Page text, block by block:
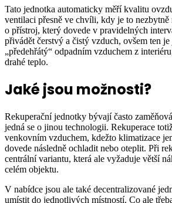
Tato jednotka automaticky měří kvalitu
ventilaci přesně ve chvíli, kdy je to nezbytně
o přístroj, který dovede v pravidelných
přivádět čerstvý a čistý vzduch, ovšem ten
„předehřátý“ odpadním vzduchem z
drahé teplo.
Jaké jsou možnosti?
Rekuperační jednotky bývají často
jedná se o jinou technologii. Rekuperace
venkovním vzduchem, kdežto klimatizace
dovede následně ochladit nebo oteplit. Při
centrální variantu, která ale vyžaduje větší
celém objektu.
V nabídce jsou ale také decentralizované
umístit do jednotlivých místností. Co ale